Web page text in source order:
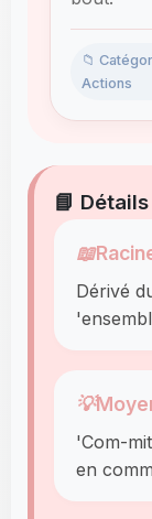
📁
Actions
📘
📖
Dérivé
💡
'Com-
en